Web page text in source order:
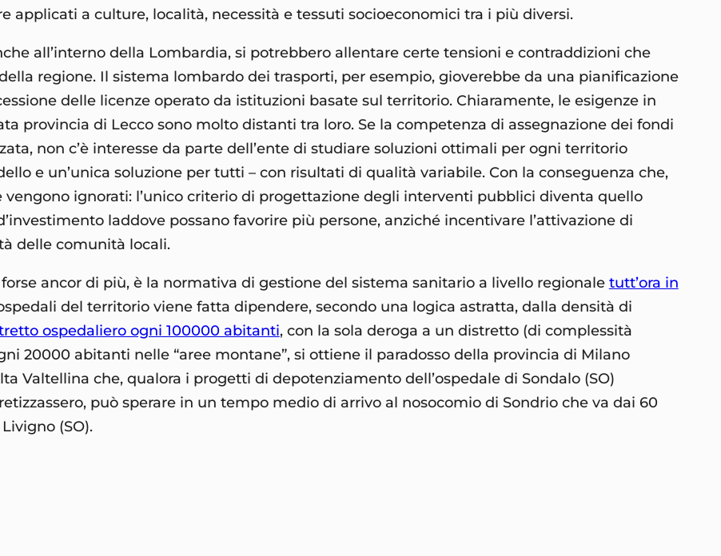
applicati a culture, località, necessità e tessuti socioeconomici tra i più diversi.
all’interno della Lombardia, si potrebbero allentare certe tensioni e contraddizioni che
regione. Il sistema lombardo dei trasporti, per esempio, gioverebbe da una pianificazione
delle licenze operato da istituzioni basate sul territorio. Chiaramente, le esigenze in
provincia di Lecco sono molto distanti tra loro. Se la competenza di assegnazione dei fondi
non c’è interesse da parte dell’ente di studiare soluzioni ottimali per ogni territorio
e un’unica soluzione per tutti – con risultati di qualità variabile. Con la conseguenza che,
ignorati: l’unico criterio di progettazione degli interventi pubblici diventa quello
laddove possano favorire più persone, anziché incentivare l’attivazione di
delle comunità locali.
ancor di più, è la normativa di gestione del sistema sanitario a livello regionale tutt’ora in
del territorio viene fatta dipendere, secondo una logica astratta, dalla densità di
ospedaliero ogni 100000 abitanti, con la sola deroga a un distretto (di complessità
20000 abitanti nelle “aree montane”, si ottiene il paradosso della provincia di Milano
Valtellina che, qualora i progetti di depotenziamento dell’ospedale di Sondalo (SO)
può sperare in un tempo medio di arrivo al nosocomio di Sondrio che va dai 60
(SO).